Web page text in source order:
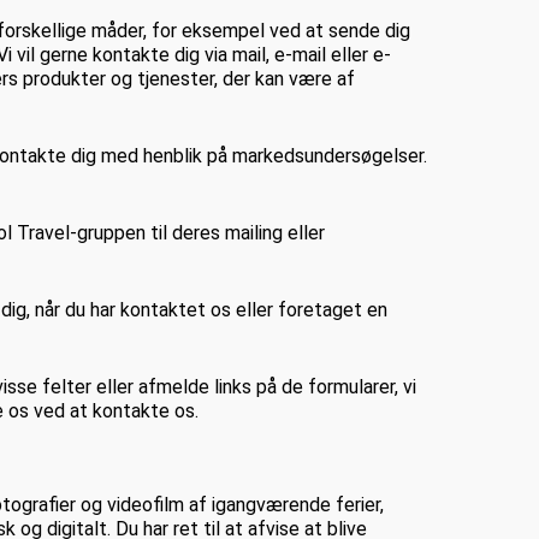
måder, for eksempel ved at sende dig
vil gerne kontakte dig via mail, e-mail eller e-
produkter og tjenester, der kan være af
dig med henblik på markedsundersøgelser.
Travel-gruppen til deres mailing eller
når du har kontaktet os eller foretaget en
felter eller afmelde links på de formularer, vi
os ved at kontakte os.
og videofilm af igangværende ferier,
og digitalt. Du har ret til at afvise at blive